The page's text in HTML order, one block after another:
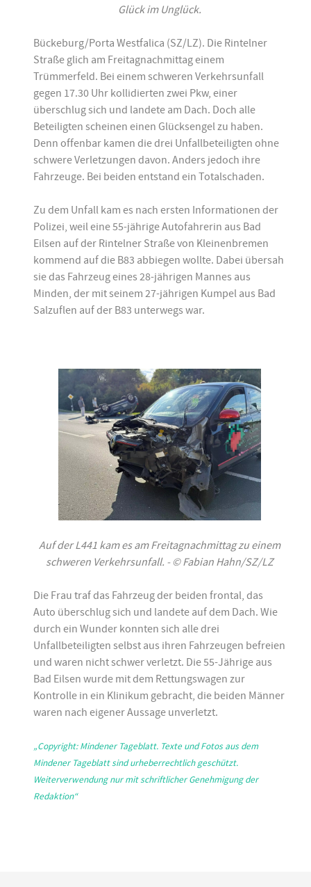
Glück im Unglück.
Bückeburg/Porta Westfalica (SZ/LZ). Die Rintelner
Straße glich am Freitagnachmittag einem
Trümmerfeld. Bei einem schweren Verkehrsunfall
gegen 17.30 Uhr kollidierten zwei Pkw, einer
überschlug sich und landete am Dach. Doch alle
Beteiligten scheinen einen Glücksengel zu haben.
Denn offenbar kamen die drei Unfallbeteiligten ohne
schwere Verletzungen davon. Anders jedoch ihre
Fahrzeuge. Bei beiden entstand ein Totalschaden.
Zu dem Unfall kam es nach ersten Informationen der
Polizei, weil eine 55-jährige Autofahrerin aus Bad
Eilsen auf der Rintelner Straße von Kleinenbremen
kommend auf die B83 abbiegen wollte. Dabei übersah
sie das Fahrzeug eines 28-jährigen Mannes aus
Minden, der mit seinem 27-jährigen Kumpel aus Bad
Salzuflen auf der B83 unterwegs war.
Auf der L441 kam es am Freitagnachmittag zu einem
schweren Verkehrsunfall. - © Fabian Hahn/SZ/LZ
Die Frau traf das Fahrzeug der beiden frontal, das
Auto überschlug sich und landete auf dem Dach. Wie
durch ein Wunder konnten sich alle drei
Unfallbeteiligten selbst aus ihren Fahrzeugen befreien
und waren nicht schwer verletzt. Die 55-Jährige aus
Bad Eilsen wurde mit dem Rettungswagen zur
Kontrolle in ein Klinikum gebracht, die beiden Männer
waren nach eigener Aussage unverletzt.
„Copyright: Mindener Tageblatt. Texte und Fotos aus dem
Mindener Tageblatt sind urheberrechtlich geschützt.
Weiterverwendung nur mit schriftlicher Genehmigung der
Redaktion“